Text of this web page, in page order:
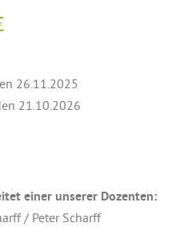
26.11.2025
21.10.2026
einer unserer Dozenten:
/ Peter Scharff